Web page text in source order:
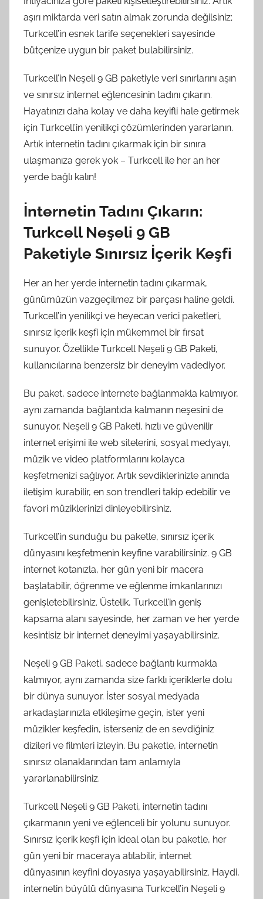
aşırı miktarda veri satın almak zorunda değilsiniz;
Turkcell’in esnek tarife seçenekleri sayesinde
bütçenize uygun bir paket bulabilirsiniz.
Turkcell’in Neşeli 9 GB paketiyle veri sınırlarını aşın
ve sınırsız internet eğlencesinin tadını çıkarın.
Hayatınızı daha kolay ve daha keyifli hale getirmek
için Turkcell’in yenilikçi çözümlerinden yararlanın.
Artık internetin tadını çıkarmak için bir sınıra
ulaşmanıza gerek yok – Turkcell ile her an her
yerde bağlı kalın!
İnternetin Tadını Çıkarın:
Turkcell Neşeli 9 GB
Paketiyle Sınırsız İçerik Keşfi
Her an her yerde internetin tadını çıkarmak,
günümüzün vazgeçilmez bir parçası haline geldi.
Turkcell’in yenilikçi ve heyecan verici paketleri,
sınırsız içerik keşfi için mükemmel bir fırsat
sunuyor. Özellikle Turkcell Neşeli 9 GB Paketi,
kullanıcılarına benzersiz bir deneyim vadediyor.
Bu paket, sadece internete bağlanmakla kalmıyor,
aynı zamanda bağlantıda kalmanın neşesini de
sunuyor. Neşeli 9 GB Paketi, hızlı ve güvenilir
internet erişimi ile web sitelerini, sosyal medyayı,
müzik ve video platformlarını kolayca
keşfetmenizi sağlıyor. Artık sevdiklerinizle anında
iletişim kurabilir, en son trendleri takip edebilir ve
favori müziklerinizi dinleyebilirsiniz.
Turkcell’in sunduğu bu paketle, sınırsız içerik
dünyasını keşfetmenin keyfine varabilirsiniz. 9 GB
internet kotanızla, her gün yeni bir macera
başlatabilir, öğrenme ve eğlenme imkanlarınızı
genişletebilirsiniz. Üstelik, Turkcell’in geniş
kapsama alanı sayesinde, her zaman ve her yerde
kesintisiz bir internet deneyimi yaşayabilirsiniz.
Neşeli 9 GB Paketi, sadece bağlantı kurmakla
kalmıyor, aynı zamanda size farklı içeriklerle dolu
bir dünya sunuyor. İster sosyal medyada
arkadaşlarınızla etkileşime geçin, ister yeni
müzikler keşfedin, isterseniz de en sevdiğiniz
dizileri ve filmleri izleyin. Bu paketle, internetin
sınırsız olanaklarından tam anlamıyla
yararlanabilirsiniz.
Turkcell Neşeli 9 GB Paketi, internetin tadını
çıkarmanın yeni ve eğlenceli bir yolunu sunuyor.
Sınırsız içerik keşfi için ideal olan bu paketle, her
gün yeni bir maceraya atılabilir, internet
dünyasının keyfini doyasıya yaşayabilirsiniz. Haydi,
internetin büyülü dünyasına Turkcell’in Neşeli 9